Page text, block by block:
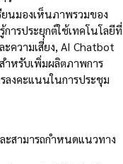
นมองเห็นภาพรวมของ
ารประยุกต์ใช้เทคโนโลยีที่
ความเสี่ยง, AI Chatbot
ำหรับเพิ่มผลิตภาพการ
ลงคะแนนในการประชุม
ะสามารถกำหนดแนวทาง